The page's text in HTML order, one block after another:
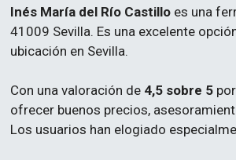
Inés María del Río Castilloes una
41009 Sevilla. Es una excelente
ubicación en Sevilla.
Con una valoración de 4,5 sobre 5por
ofrecer buenos precios,
Los usuarios han elogiado